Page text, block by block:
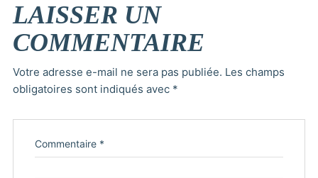
LAISSER UN
COMMENTAIRE
Votre adresse e-mail ne sera pas publiée. Les champs
obligatoires sont indiqués avec *
Commentaire *